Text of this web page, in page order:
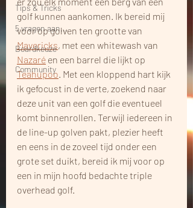
Tips & Tricks
5 vragen aan...
Boardkeuze
Community
golf kunnen aankomen. Ik bereid mij
voor op golven ten grootte van
Mavericks, met een whitewash van
Nazaré en een barrel die lijkt op
Teahupoo. Met een kloppend hart kijk
ik gefocust in de verte, zoekend naar
deze unit van een golf die eventueel
komt binnenrollen. Terwijl iedereen in
de line-up golven pakt, plezier heeft
en eens in de zoveel tijd onder een
grote set duikt, bereid ik mij voor op
een in mijn hoofd bedachte triple
overhead golf.